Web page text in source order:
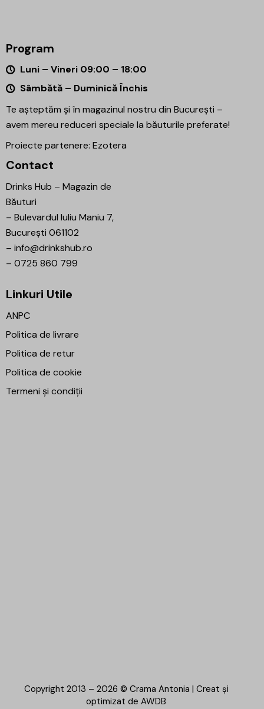
Program
Luni – Vineri 09:00 – 18:00
Sâmbătă – Duminică Închis
Te așteptăm și în magazinul nostru din București –
avem mereu reduceri speciale la băuturile preferate!
Proiecte partenere: Ezotera
Contact
Drinks Hub – Magazin de
Băuturi
– Bulevardul Iuliu Maniu 7,
București 061102
– info@drinkshub.ro
– 0725 860 799
Linkuri Utile
ANPC
Politica de livrare
Politica de retur
Politica de cookie
Termeni și condiții
Copyright 2013 – 2026 © Crama Antonia | Creat și
optimizat de AWDB